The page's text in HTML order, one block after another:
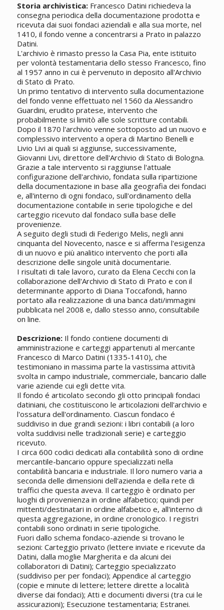
Storia archivistica:Francesco Datini richiedeva la
consegna periodica della documentazione prodotta e
ricevuta dai suoi fondaci aziendali e alla sua morte, nel
1410, il fondo venne a concentrarsi a Prato in palazzo
Datini.
L'archivio è rimasto presso la Casa Pia, ente istituito
per volontà testamentaria dello stesso Francesco, fino
al 1957 anno in cui è pervenuto in deposito all'Archivio
di Stato di Prato.
Un primo tentativo di intervento sulla documentazione
del fondo venne effettuato nel 1560 da Alessandro
Guardini, erudito pratese, intervento che
probabilmente si limitò alle sole scritture contabili.
Dopo il 1870 l'archivio venne sottoposto ad un nuovo e
complessivo intervento a opera di Martino Benelli e
Livio Livi ai quali si aggiunse, successivamente,
Giovanni Livi, direttore dell'Archivio di Stato di Bologna.
Grazie a tale intervento si raggiunse l'attuale
configurazione dell'archivio, fondata sulla ripartizione
della documentazione in base alla geografia dei fondaci
e, all'interno di ogni fondaco, sull'ordinamento della
documentazione contabile in serie tipologiche e del
carteggio ricevuto dal fondaco sulla base delle
provenienze.
A seguito degli studi di Federigo Melis, negli anni
cinquanta del Novecento, nasce e si afferma l'esigenza
di un nuovo e più analitico intervento che porti alla
descrizione delle singole unità documentarie.
I risultati di tale lavoro, curato da Elena Cecchi con la
collaborazione dell'Archivio di Stato di Prato e con il
determinante apporto di Diana Toccafondi, hanno
portato alla realizzazione di una banca dati/immagini
pubblicata nel 2008 e, dallo stesso anno, consultabile
on line.
Descrizione:Il fondo contiene documenti di
amministrazione e carteggi appartenuti al mercante
Francesco di Marco Datini (1335-1410), che
testimoniano in massima parte la vastissima attività
svolta in campo industriale, commerciale, bancario dalle
varie aziende cui egli dette vita.
Il fondo é articolato secondo gli otto principali fondaci
datiniani, che costituiscono le articolazioni dell'archivio e
l'ossatura dell'ordinamento. Ciascun fondaco é
suddiviso in due grandi sezioni: i libri contabili (a loro
volta suddivisi nelle tradizionali serie) e carteggio
ricevuto.
I circa 600 codici dedicati alla contabilità sono di ordine
mercantile-bancario oppure specializzati nella
contabilità bancaria e industriale. Il loro numero varia a
seconda delle dimensioni dell'azienda e della rete di
traffici che questa aveva. Il carteggio è ordinato per
luoghi di provenienza in ordine alfabetico; quindi per
mittenti/destinatari in ordine alfabetico e, all'interno di
questa aggregazione, in ordine cronologico. I registri
contabili sono ordinati in serie tipologiche.
Fuori dallo schema fondaco-aziende si trovano le
sezioni: Carteggio privato (lettere inviate e ricevute da
Datini, dalla moglie Margherita e da alcuni dei
collaboratori di Datini); Carteggio specializzato
(suddiviso per per fondaci); Appendice al carteggio
(copie e minute di lettere; lettere dirette a località
diverse dai fondaci); Atti e documenti diversi (tra cui le
assicurazioni); Esecuzione testamentaria; Estranei.